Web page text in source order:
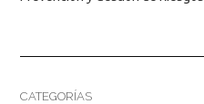
CATEGORÍAS